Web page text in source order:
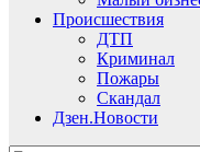
Происшествия
ДТП
Криминал
Пожары
Скандал
Дзен.Новости